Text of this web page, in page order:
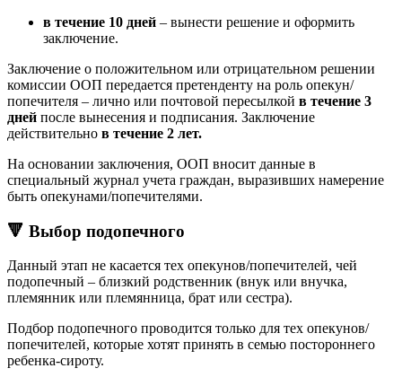
в течение 10 дней – вынести решение и оформить
заключение.
Заключение о положительном или отрицательном решении
комиссии ООП передается претенденту на роль опекун/
попечителя – лично или почтовой пересылкой в течение 3
дней после вынесения и подписания. Заключение
действительно в течение 2 лет.
На основании заключения, ООП вносит данные в
специальный журнал учета граждан, выразивших намерение
быть опекунами/попечителями.
🔻 Выбор подопечного
Данный этап не касается тех опекунов/попечителей, чей
подопечный – близкий родственник (внук или внучка,
племянник или племянница, брат или сестра).
Подбор подопечного проводится только для тех опекунов/
попечителей, которые хотят принять в семью постороннего
ребенка-сироту.